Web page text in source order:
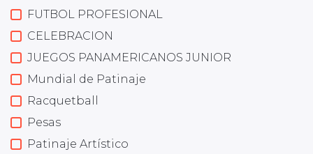
FUTBOL PROFESIONAL
CELEBRACION
JUEGOS PANAMERICANOS JUNIOR
Mundial de Patinaje
Racquetball
Pesas
Patinaje Artístico